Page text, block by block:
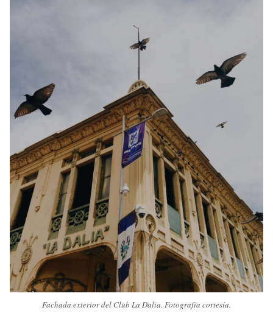
Fachada exterior del Club La Dalia. Fotografía cortesía.